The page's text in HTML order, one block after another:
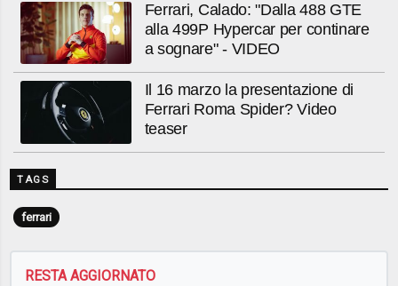
Ferrari, Calado: "Dalla 488 GTE
alla 499P Hypercar per continare
a sognare" - VIDEO
Il 16 marzo la presentazione di
Ferrari Roma Spider? Video
teaser
TAGS
ferrari
RESTA AGGIORNATO